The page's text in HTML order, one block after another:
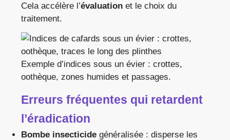
Cela accélère l’évaluation et le choix du
traitement.
Exemple d’indices sous un évier : crottes,
oothèque, zones humides et passages.
Erreurs fréquentes qui retardent
l’éradication
Bombe insecticide généralisée : disperse les